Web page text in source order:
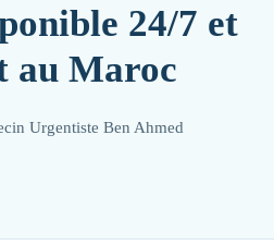
24/7 et
au Maroc
Urgentiste Ben Ahmed